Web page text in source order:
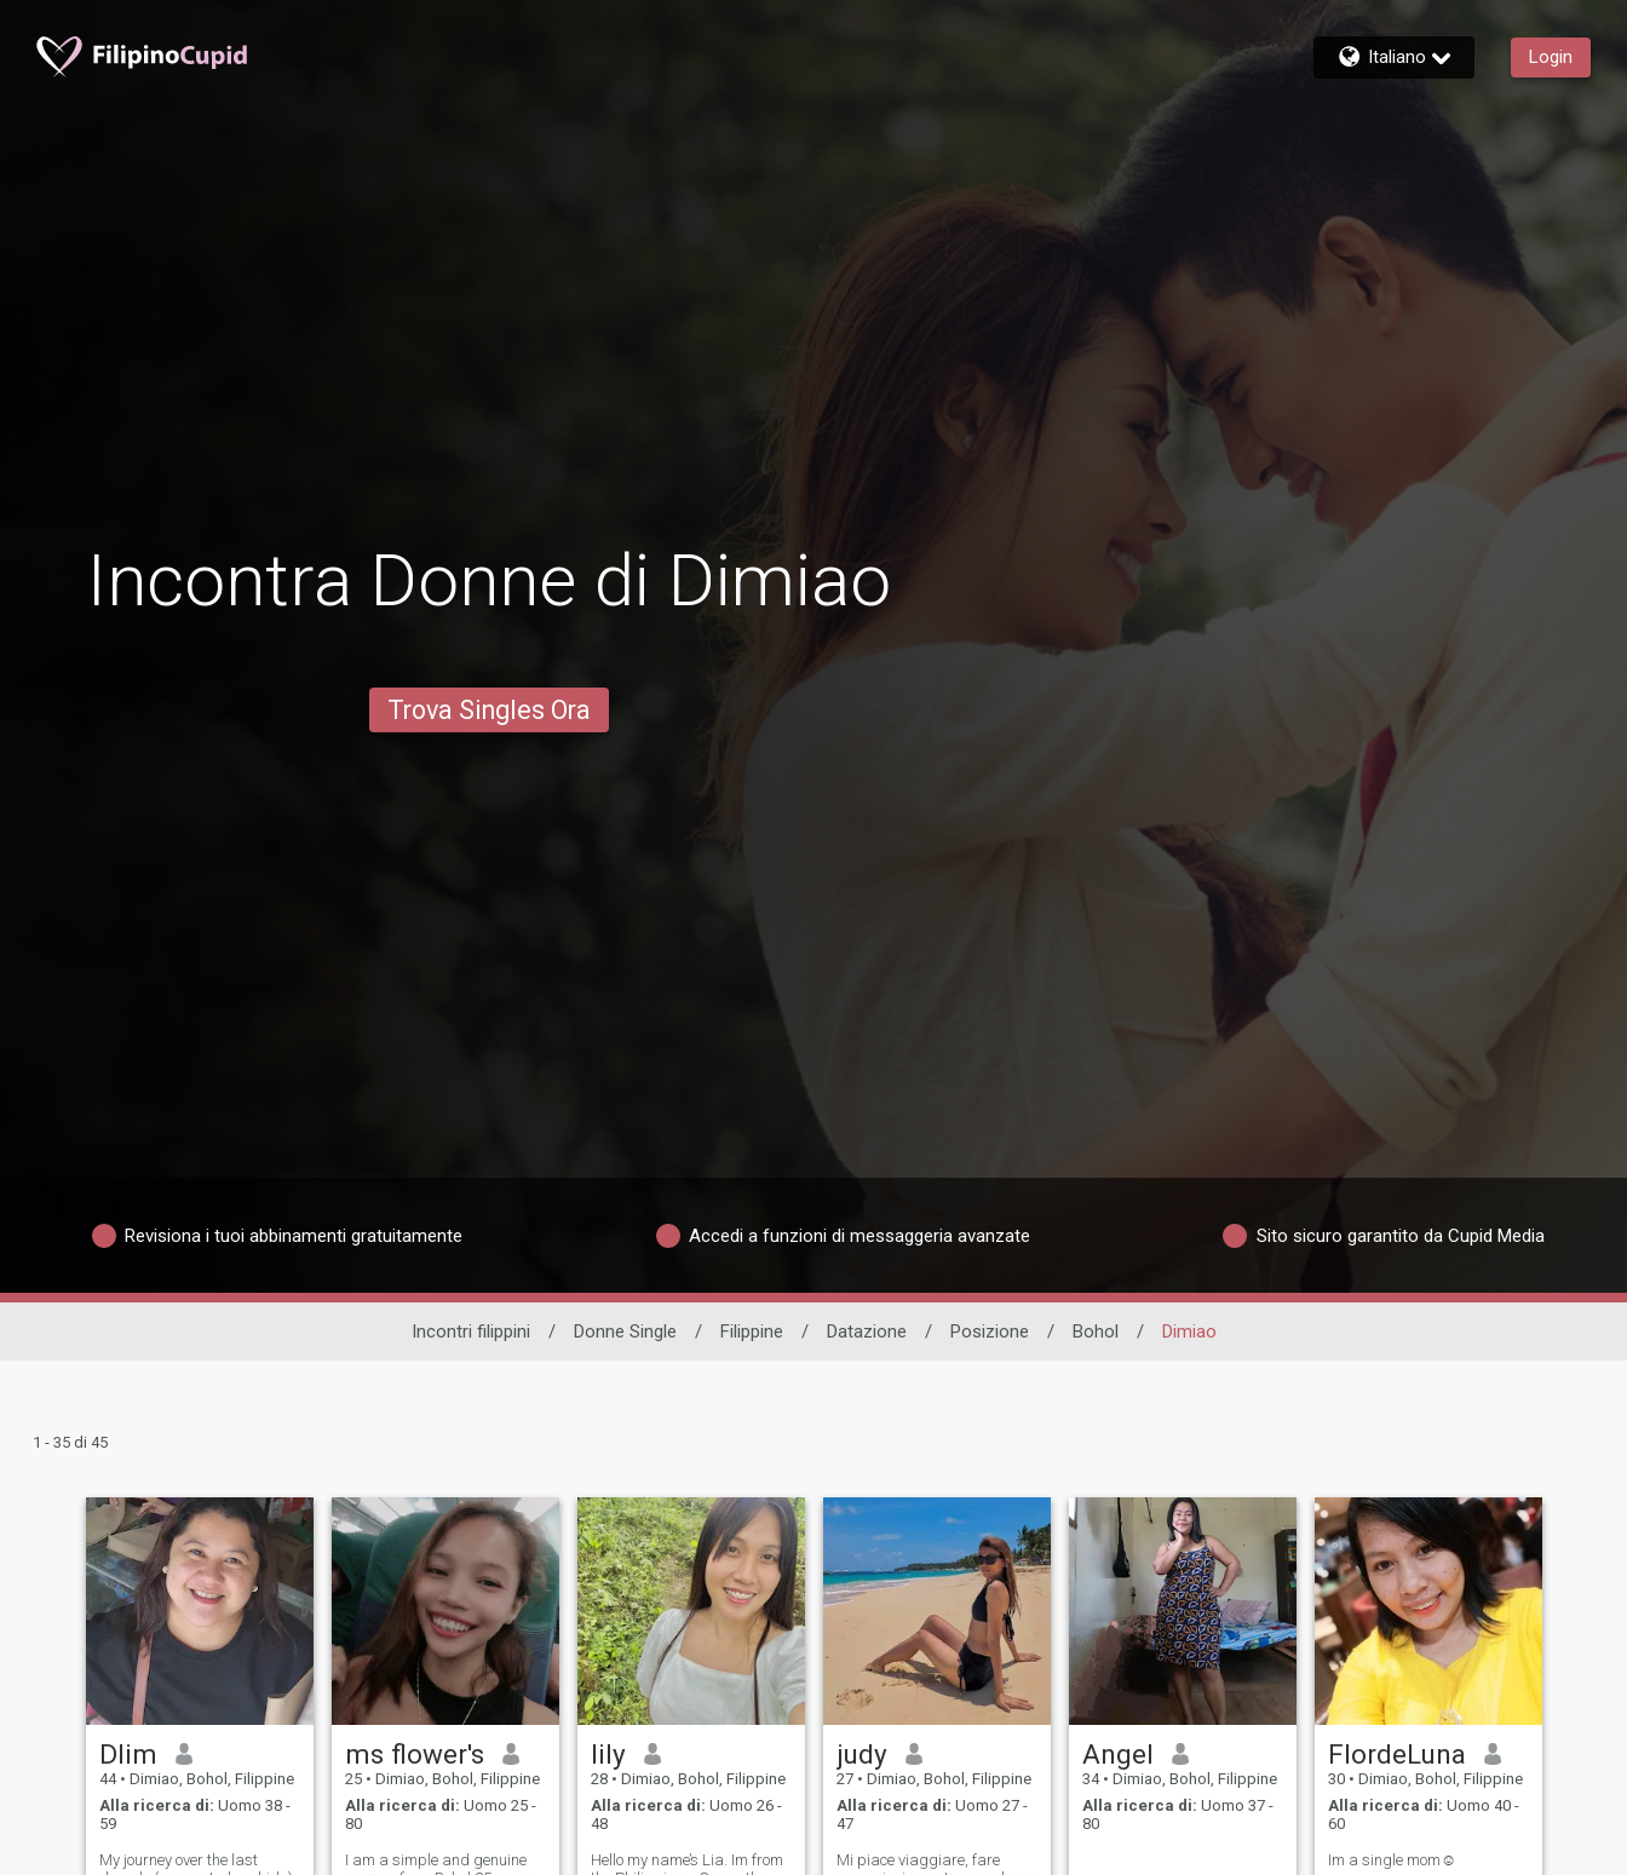
Italiano Login
Incontra Donne di Dimiao
Trova Singles Ora
Revisiona i tuoi abbinamenti gratuitamente Accedi a funzioni di messaggeria avanzate Sito sicuro garantito da Cupid Media
Incontri filippini / Donne Single / Filippine / Datazione / Posizione / Bohol / Dimiao
1 - 35 di 45
Dlim
44 • Dimiao, Bohol, Filippine
Alla ricerca di: Uomo 38 -
59
My journey over the last
ms flower's
25 • Dimiao, Bohol, Filippine
Alla ricerca di: Uomo 25 -
80
I am a simple and genuine
lily
28 • Dimiao, Bohol, Filippine
Alla ricerca di: Uomo 26 -
48
Hello my name’s Lia. Im from
judy
27 • Dimiao, Bohol, Filippine
Alla ricerca di: Uomo 27 -
47
Mi piace viaggiare, fare
Angel
34 • Dimiao, Bohol, Filippine
Alla ricerca di: Uomo 37 -
80
FlordeLuna
30 • Dimiao, Bohol, Filippine
Alla ricerca di: Uomo 40 -
60
Im a single mom☺️